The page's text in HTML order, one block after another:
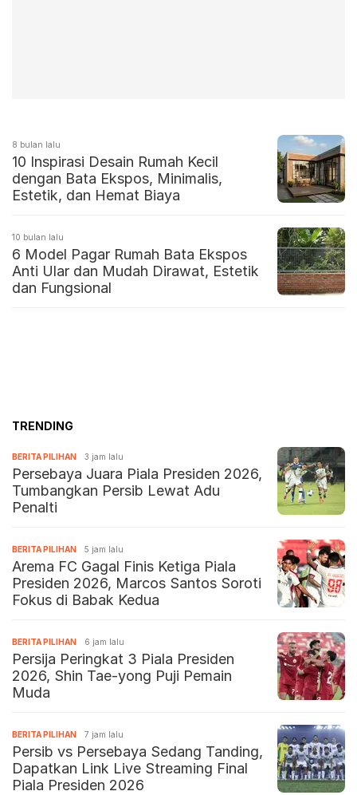
8 bulan lalu
10 Inspirasi Desain Rumah Kecil
dengan Bata Ekspos, Minimalis,
Estetik, dan Hemat Biaya
10 bulan lalu
6 Model Pagar Rumah Bata Ekspos
Anti Ular dan Mudah Dirawat, Estetik
dan Fungsional
TRENDING
BERITA PILIHAN 3 jam lalu
Persebaya Juara Piala Presiden 2026,
Tumbangkan Persib Lewat Adu
Penalti
BERITA PILIHAN 5 jam lalu
Arema FC Gagal Finis Ketiga Piala
Presiden 2026, Marcos Santos Soroti
Fokus di Babak Kedua
BERITA PILIHAN 6 jam lalu
Persija Peringkat 3 Piala Presiden
2026, Shin Tae-yong Puji Pemain
Muda
BERITA PILIHAN 7 jam lalu
Persib vs Persebaya Sedang Tanding,
Dapatkan Link Live Streaming Final
Piala Presiden 2026